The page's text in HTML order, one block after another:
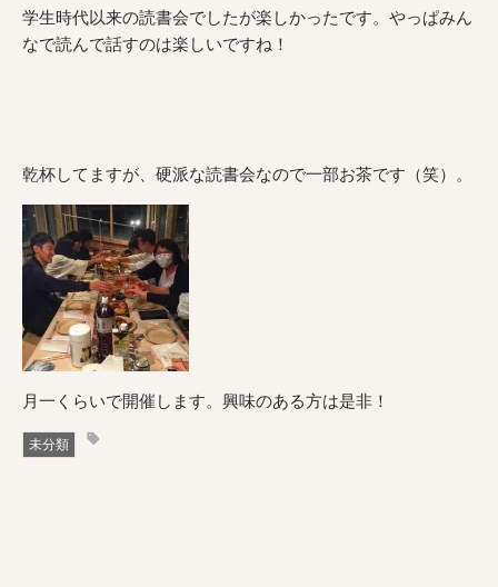
学生時代以来の読書会でしたが楽しかったです。やっぱみん
なで読んで話すのは楽しいですね！
乾杯してますが、硬派な読書会なので一部お茶です（笑）。
月一くらいで開催します。興味のある方は是非！
未分類